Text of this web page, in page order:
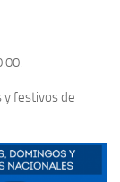
y festivos de